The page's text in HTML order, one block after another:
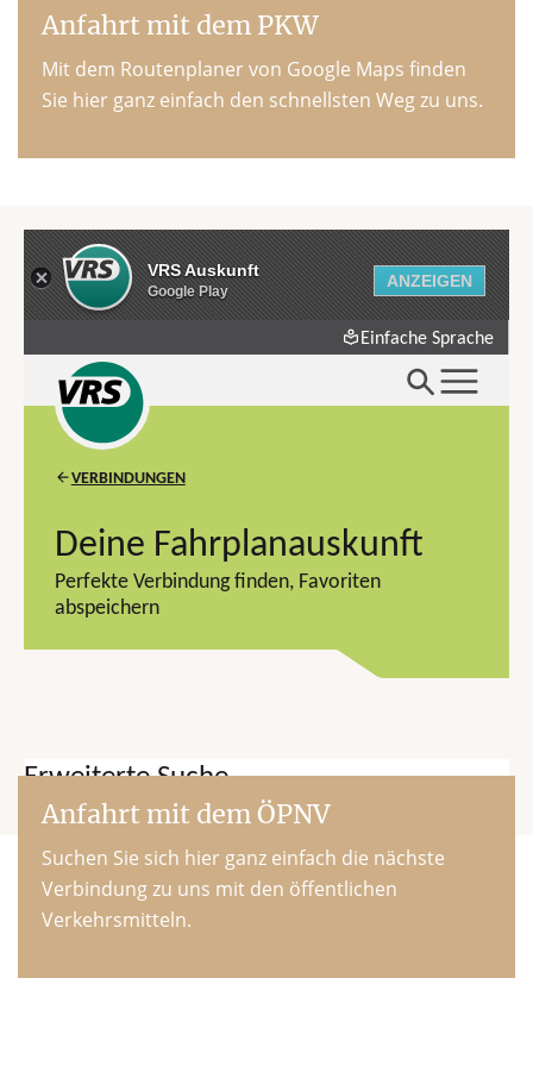
Anfahrt mit dem PKW
Mit dem Routenplaner von Google Maps finden
Sie hier ganz einfach den schnellsten Weg zu uns.
Anfahrt mit dem ÖPNV
Suchen Sie sich hier ganz einfach die nächste
Verbindung zu uns mit den öffentlichen
Verkehrsmitteln.